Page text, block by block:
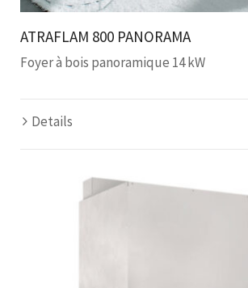
ATRAFLAM 800 PANORAMA
Foyer à bois panoramique 14 kW
Details